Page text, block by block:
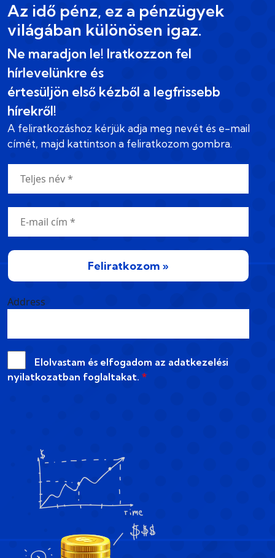
Az idő pénz, ez a pénzügyek
világában különösen igaz.
Ne maradjon le! Iratkozzon fel
hírlevelünkre és
értesüljön első kézből a legfrissebb
hírekről!
A feliratkozáshoz kérjük adja meg nevét és e-mail
címét, majd kattintson a feliratkozom gombra.
Feliratkozom »
Address
Elolvastam és elfogadom az adatkezelési
nyilatkozatban foglaltakat. *